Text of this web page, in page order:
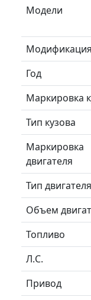
Модели
Модификация
Год
Маркировка
Тип кузова
Маркировка
двигателя
Тип двигателя
Объем
Топливо
Л.C.
Привод